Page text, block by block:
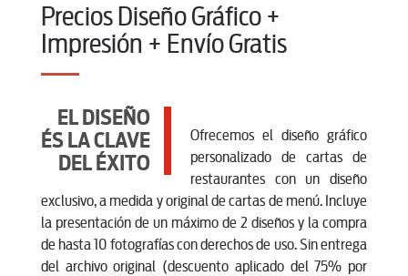
Precios Diseño Gráfico +
Impresión + Envío Gratis
EL DISEÑO
ÉS LA CLAVE
DEL ÉXITO
Ofrecemos el diseño gráfico
personalizado de cartas de
restaurantes con un diseño
exclusivo, a medida y original de cartas de menú. Incluye
la presentación de un máximo de 2 diseños y la compra
de hasta 10 fotografías con derechos de uso. Sin entrega
del archivo original (descuento aplicado del 75% por